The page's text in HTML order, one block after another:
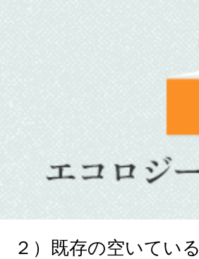
２）既存の空いてい